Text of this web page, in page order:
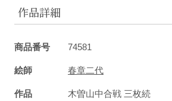
作品詳細
商品番号 74581
絵師 春章二代
作品 木曽山中合戦 三枚続